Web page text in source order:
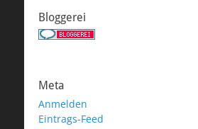
Bloggerei
Meta
Anmelden
Eintrags-Feed